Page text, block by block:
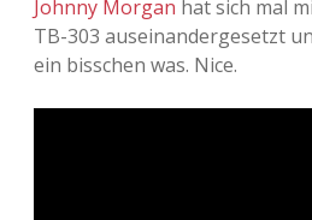
Johnny Morgan hat sich mal
TB-303 auseinandergesetzt
ein bisschen was. Nice.